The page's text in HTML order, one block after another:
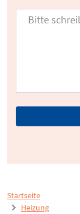
Startseite
Heizung